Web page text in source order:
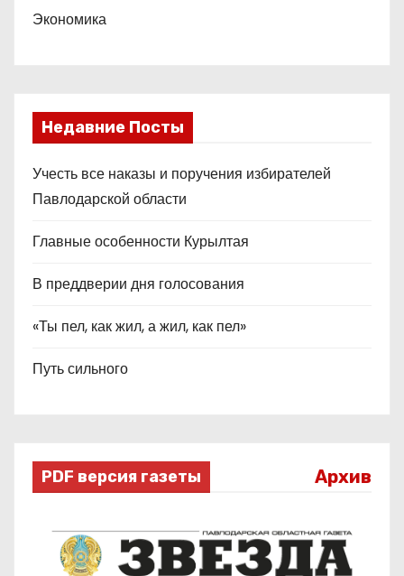
Экономика
Недавние Посты
Учесть все наказы и поручения избирателей
Павлодарской области
Главные особенности Курылтая
В преддверии дня голосования
«Ты пел, как жил, а жил, как пел»
Путь сильного
PDF версия газеты Архив